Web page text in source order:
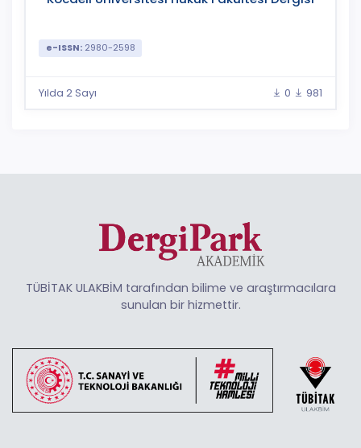
e-ISSN:2980-2598
Yılda 2 Sayı 0 981
TÜBİTAK ULAKBİM tarafından bilime ve araştırmacılara
sunulan bir hizmettir.